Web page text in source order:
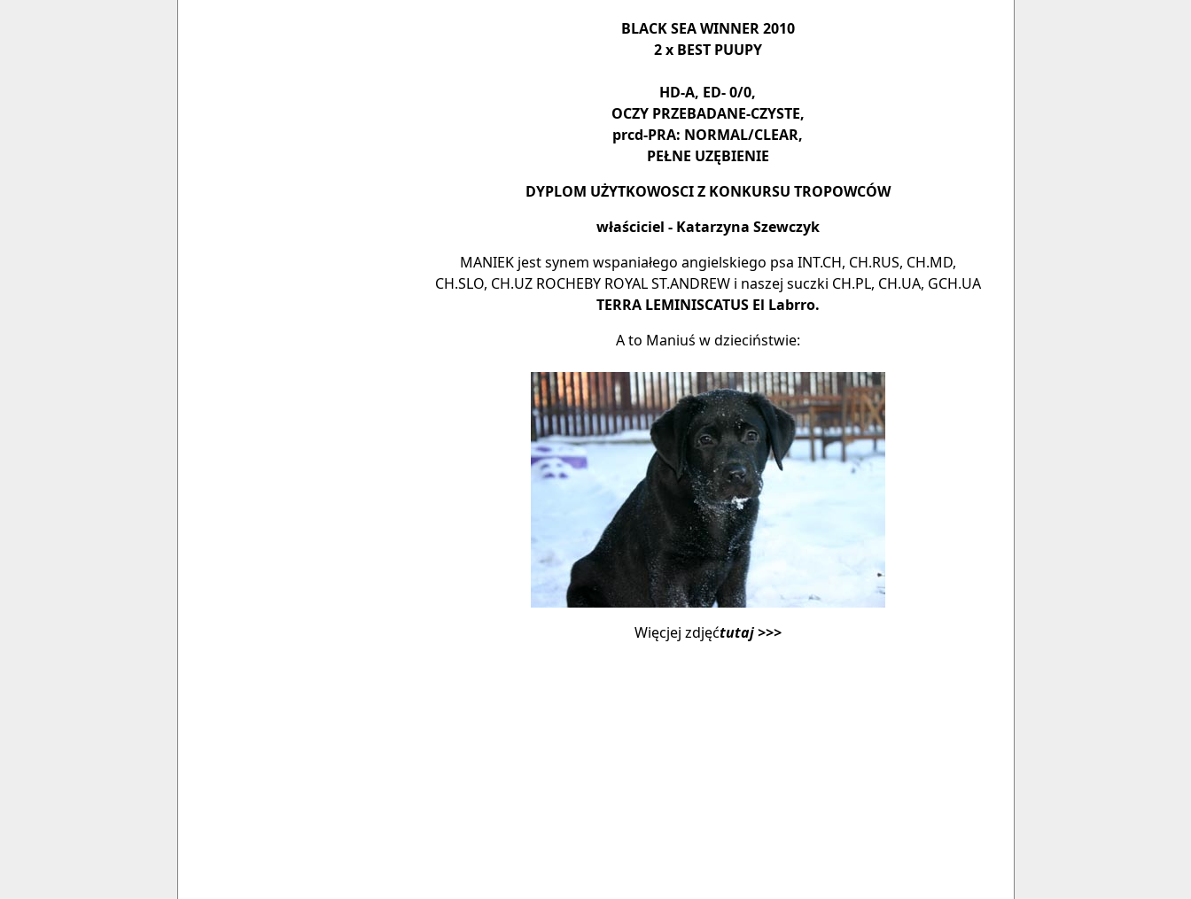
BLACK SEA WINNER 2010
2 x BEST PUUPY
HD-A, ED- 0/0,
OCZY PRZEBADANE-CZYSTE,
prcd-PRA: NORMAL/CLEAR,
PEŁNE UZĘBIENIE
DYPLOM UŻYTKOWOSCI Z KONKURSU TROPOWCÓW
właściciel - Katarzyna Szewczyk
MANIEK jest synem wspaniałego angielskiego psa INT.CH, CH.RUS, CH.MD,
CH.SLO, CH.UZ ROCHEBY ROYAL ST.ANDREW i naszej suczki CH.PL, CH.UA, GCH.UA
TERRA LEMINISCATUS El Labrro.
A to Maniuś w dzieciństwie:
Więcjej zdjęćtutaj >>>